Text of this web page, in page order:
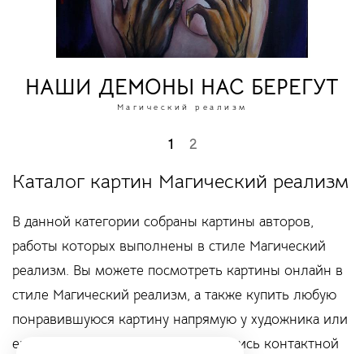
НАШИ ДЕМОНЫ НАС БЕРЕГУТ
Магический реализм
1 2
Каталог картин Магический реализм
В данной категории собраны картины авторов,
работы которых выполнены в стиле Магический
реализм. Вы можете посмотреть картины онлайн в
стиле Магический реализм, а также купить любую
понравившуюся картину напрямую у художника или
его представителя, воспользовавшись контактной